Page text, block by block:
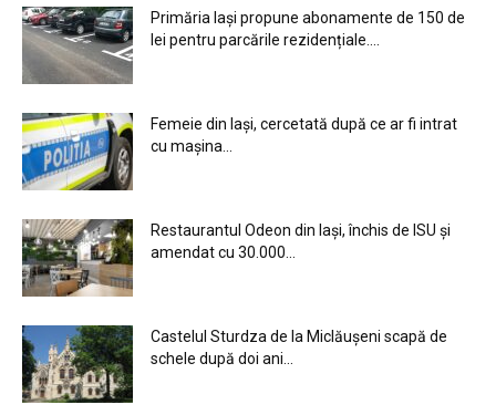
Primăria Iași propune abonamente de 150 de
lei pentru parcările rezidențiale....
Femeie din Iași, cercetată după ce ar fi intrat
cu mașina...
Restaurantul Odeon din Iași, închis de ISU și
amendat cu 30.000...
Castelul Sturdza de la Miclăușeni scapă de
schele după doi ani...